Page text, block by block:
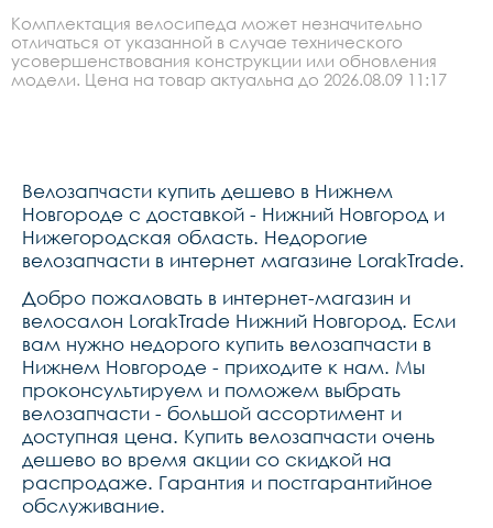
Комплектация велосипеда может незначительно
отличаться от указанной в случае технического
усовершенствования конструкции или обновления
модели. Цена на товар актуальна до 2026.08.09 11:17
Велозапчасти купить дешево в Нижнем
Новгороде с доставкой - Нижний Новгород и
Нижегородская область. Недорогие
велозапчасти в интернет магазине LorakTrade.
Добро пожаловать в интернет-магазин и
велосалон LorakTrade Нижний Новгород. Если
вам нужно недорого купить велозапчасти в
Нижнем Новгороде - приходите к нам. Мы
проконсультируем и поможем выбрать
велозапчасти - большой ассортимент и
доступная цена. Купить велозапчасти очень
дешево во время акции со скидкой на
распродаже. Гарантия и постгарантийное
обслуживание.